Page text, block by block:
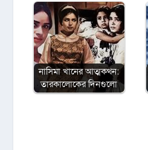
নাসিমা খানের আত্মকথন:
তারকালোকের দিনগুলো